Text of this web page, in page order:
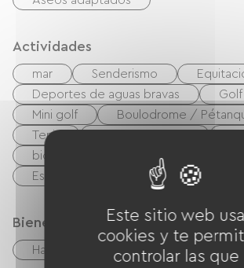
Actividades
mar Senderismo
Deportes de aguas bravas
Golf
Mini golf
Boulodrome /
Tenis
bicicleta de montaña
Estación termal
Gimnasio
Bienestar
Hammam
Este sitio web usa
cookies y te
controlar las que